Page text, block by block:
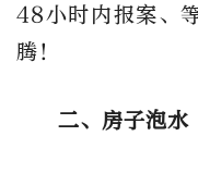
48小时内报案、
腾！
二、房子泡水